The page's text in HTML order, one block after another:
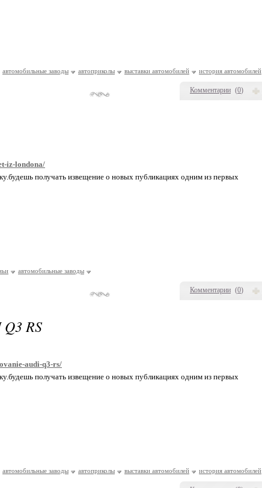
Комментарии (0)
автомобильные заводы автоприколы выставки автомобилей история автомобилей
Комментарии (0)
iz-londona/
получать извещение о новых публикациях одним из первых
автомобильные заводы
RS
audi-q3-rs/
получать извещение о новых публикациях одним из первых
автомобильные заводы автоприколы выставки автомобилей история автомобилей